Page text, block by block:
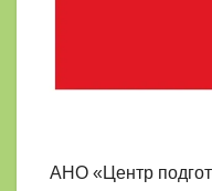
АНО «Центр